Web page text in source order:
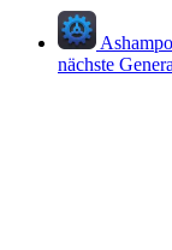
nächste